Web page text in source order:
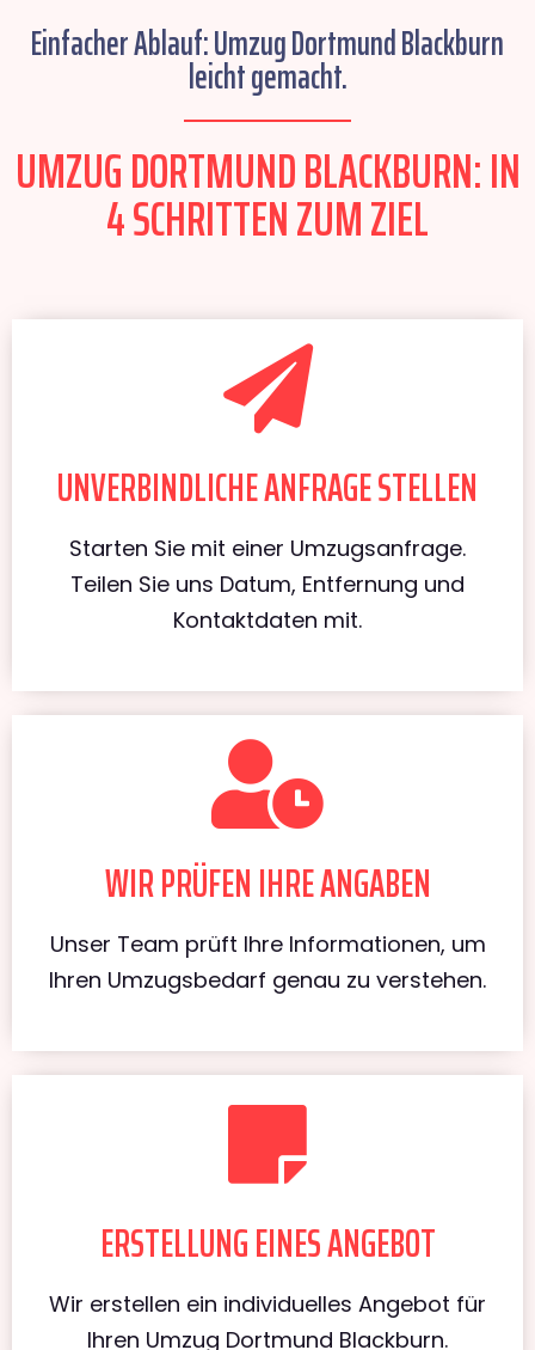
Einfacher Ablauf: Umzug Dortmund Blackburn
leicht gemacht.
UMZUG DORTMUND BLACKBURN: IN
4 SCHRITTEN ZUM ZIEL
UNVERBINDLICHE ANFRAGE STELLEN
Starten Sie mit einer Umzugsanfrage.
Teilen Sie uns Datum, Entfernung und
Kontaktdaten mit.
WIR PRÜFEN IHRE ANGABEN
Unser Team prüft Ihre Informationen, um
Ihren Umzugsbedarf genau zu verstehen.
ERSTELLUNG EINES ANGEBOT
Wir erstellen ein individuelles Angebot für
Ihren Umzug Dortmund Blackburn.